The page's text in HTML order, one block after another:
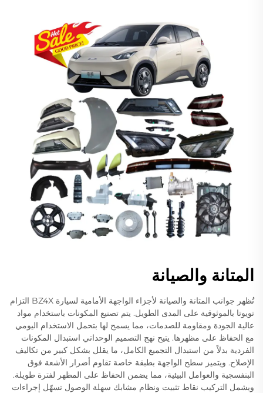
المتانة والصيانة
تُظهر جوانب المتانة والصيانة لأجزاء الواجهة الأمامية لسيارة BZ4X التزام
تويوتا بالموثوقية على المدى الطويل. يتم تصنيع المكونات باستخدام مواد
عالية الجودة ومقاومة للصدمات، مما يسمح لها بتحمل الاستخدام اليومي
مع الحفاظ على مظهرها. يتيح نهج التصميم الوحداتي استبدال المكونات
الفردية بدلاً من استبدال التجميع الكامل، ما يقلل بشكل كبير من تكاليف
الإصلاح. ويتميز سطح الواجهة بطبقة خاصة تقاوم أضرار الأشعة فوق
البنفسجية والعوامل البيئية، مما يضمن الحفاظ على المظهر لفترة طويلة.
ويشمل التركيب نقاط تثبيت ونظام مشابك سهلة الوصول تسهّل إجراءات